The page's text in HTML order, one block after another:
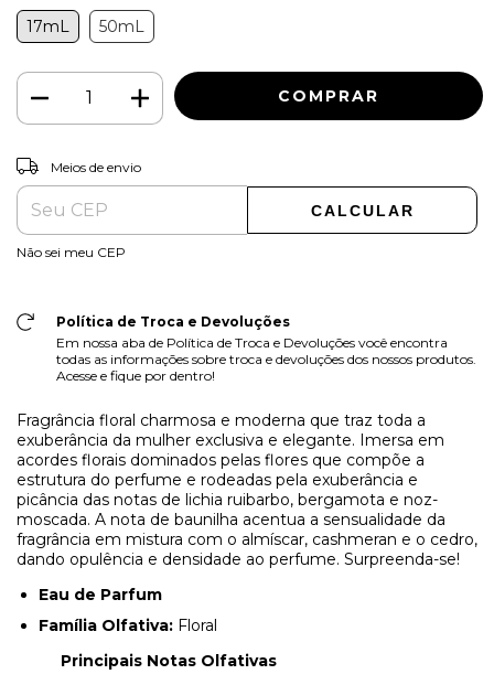
17mL 50mL
Entregas para o CEP:
Meios de envio
CALCULAR
Não sei meu CEP
Política de Troca e Devoluções
Em nossa aba de Política de Troca e Devoluções você encontra
todas as informações sobre troca e devoluções dos nossos produtos.
Acesse e fique por dentro!
Fragrância floral charmosa e moderna que traz toda a
exuberância da mulher exclusiva e elegante. Imersa em
acordes florais dominados pelas flores que compõe a
estrutura do perfume e rodeadas pela exuberância e
picância das notas de lichia ruibarbo, bergamota e noz-
moscada. A nota de baunilha acentua a sensualidade da
fragrância em mistura com o almíscar, cashmeran e o cedro,
dando opulência e densidade ao perfume. Surpreenda-se!
Eau de Parfum
Família Olfativa: Floral
Principais Notas Olfativas